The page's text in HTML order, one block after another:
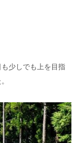
少しでも上を目指